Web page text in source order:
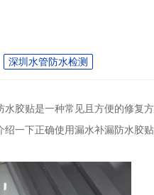
深圳水管防水检测
胶贴是一种常见且方便的修复
一下正确使用漏水补漏防水胶贴